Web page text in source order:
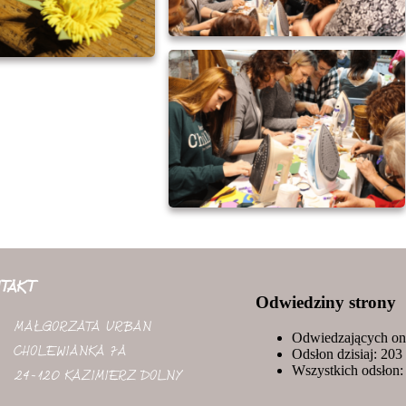
MAŁGORZATA URBAN
CHOLEWIANKA 7A
24-120 KAZIMIERZ DOLNY
Odwiedziny strony
Odwiedzających
Odsłon dzisiaj: 203
Wszystkich odsłon: